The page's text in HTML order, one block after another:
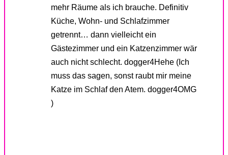
mehr Räume als ich brauche. Definitiv
Küche, Wohn- und Schlafzimmer
getrennt… dann vielleicht ein
Gästezimmer und ein Katzenzimmer wär
auch nicht schlecht. dogger4Hehe (Ich
muss das sagen, sonst raubt mir meine
Katze im Schlaf den Atem. dogger4OMG
)